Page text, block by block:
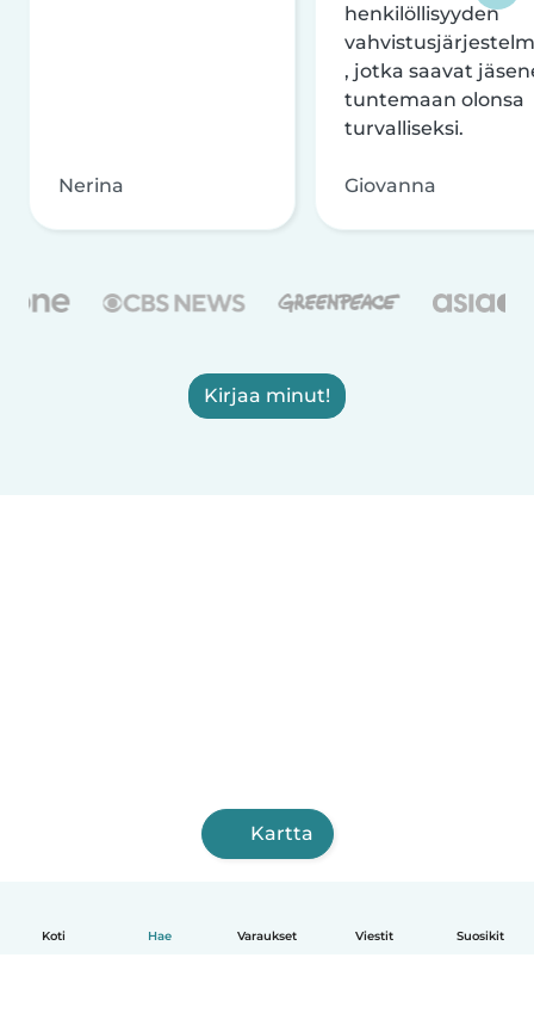
Koti Hae Varaukset Viestit Suosikit
Nerina
henkilöllisyyden
, jotka saavat
tuntemaan olonsa
turvalliseksi.
Giovanna
Kirjaa minut!
Kartta